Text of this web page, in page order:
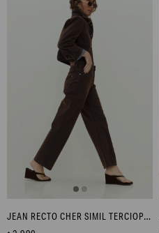
JEAN RECTO CHER SIMIL TERCIOPELO - CHOCOLATE